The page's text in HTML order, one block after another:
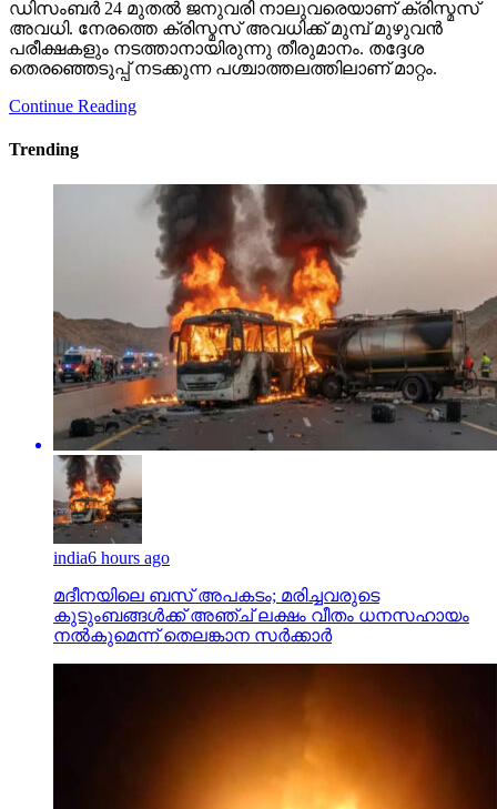
ഡിസംബര്‍ 24 മുതല്‍ ജനുവരി നാലുവരെയാണ് ക്രിസ്മസ്
അവധി. നേരത്തെ ക്രിസ്മസ് അവധിക്ക് മുമ്പ് മുഴുവന്‍
പരീക്ഷകളും നടത്താനായിരുന്നു തീരുമാനം. തദ്ദേശ
തെരഞ്ഞെടുപ്പ് നടക്കുന്ന പശ്ചാത്തലത്തിലാണ് മാറ്റം.
Continue Reading
Trending
india6 hours ago
മദീനയിലെ ബസ് അപകടം; മരിച്ചവരുടെ
കുടുംബങ്ങള്‍ക്ക് അഞ്ച് ലക്ഷം വീതം ധനസഹായം
നല്‍കുമെന്ന് തെലങ്കാന സര്‍ക്കാര്‍